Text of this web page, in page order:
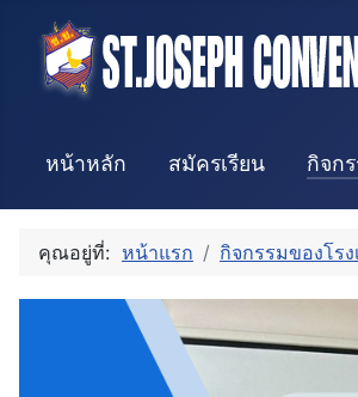
หน้าหลัก สมัครเรียน กิจก
คุณอยู่ที่: หน้าแรก กิจกรรมของโรง